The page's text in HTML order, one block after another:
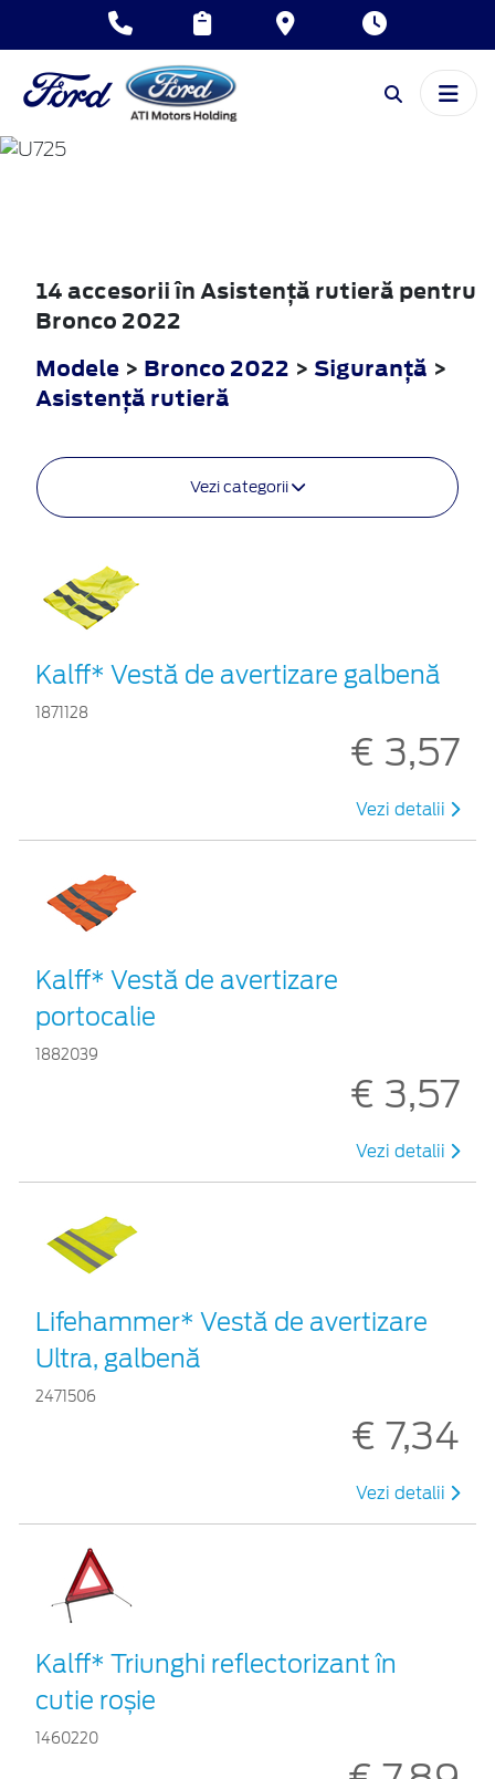
BRONCO
14 accesorii în Asistenţă rutieră pentru
Bronco 2022
Modele > Bronco 2022 > Siguranţă >
Asistenţă rutieră
Vezi categorii
Kalff* Vestă de avertizare galbenă
1871128
€ 3,57
Vezi detalii
Kalff* Vestă de avertizare
portocalie
1882039
€ 3,57
Vezi detalii
Lifehammer* Vestă de avertizare
Ultra, galbenă
2471506
€ 7,34
Vezi detalii
Kalff* Triunghi reflectorizant în
cutie roșie
1460220